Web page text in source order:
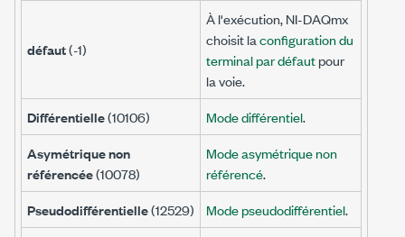
défaut(-1)
À l'exécution, NI-DAQmx
choisit laconfiguration du
terminal par défautpour
la voie.
Différentielle(10106) Mode différentiel.
Asymétrique non
référencée(10078)
Mode asymétrique non
référencé.
Pseudodifférentielle(12529) Mode pseudodifférentiel.